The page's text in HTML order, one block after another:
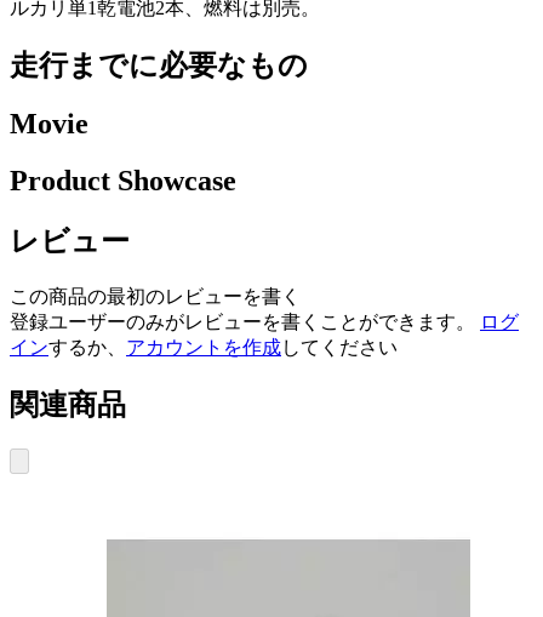
ルカリ単1乾電池2本、燃料は別売。
走行までに必要なもの
Movie
Product Showcase
レビュー
この商品の最初のレビューを書く
登録ユーザーのみがレビューを書くことができます。
ログ
インするか、 アカウントを作成してください
関連商品